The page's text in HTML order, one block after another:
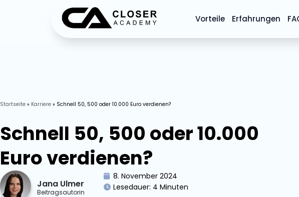
Vorteile Erfahrungen
Startseite » Karriere » Schnell 50, 500 oder 10.000 Euro verdienen?
Schnell 50, 500 oder 10.000
Euro verdienen?
Jana Ulmer
Beitragsautorin
8. November 2024
Lesedauer: 4 Minuten